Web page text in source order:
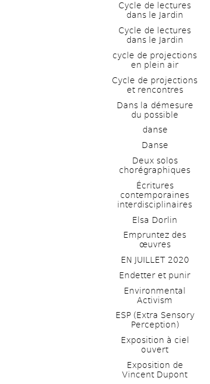
Cycle de lectures
dans le Jardin
Cycle de lectures
dans le Jardin
cycle de projections
en plein air
Cycle de projections
et rencontres
Dans la démesure
du possible
danse
Danse
Deux solos
chorégraphiques
Écritures
contemporaines
interdisciplinaires
Elsa Dorlin
Empruntez des
œuvres
EN JUILLET 2020
Endetter et punir
Environmental
Activism
ESP (Extra Sensory
Perception)
Exposition à ciel
ouvert
Exposition de
Vincent Dupont